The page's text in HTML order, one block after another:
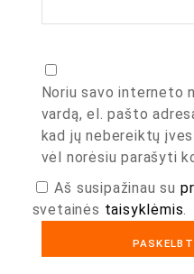
Noriu savo interneto
vardą, el. pašto
kad jų nebereiktų
vėl norėsiu parašyti
Aš susipažinau su
svetainės taisyklėmis.